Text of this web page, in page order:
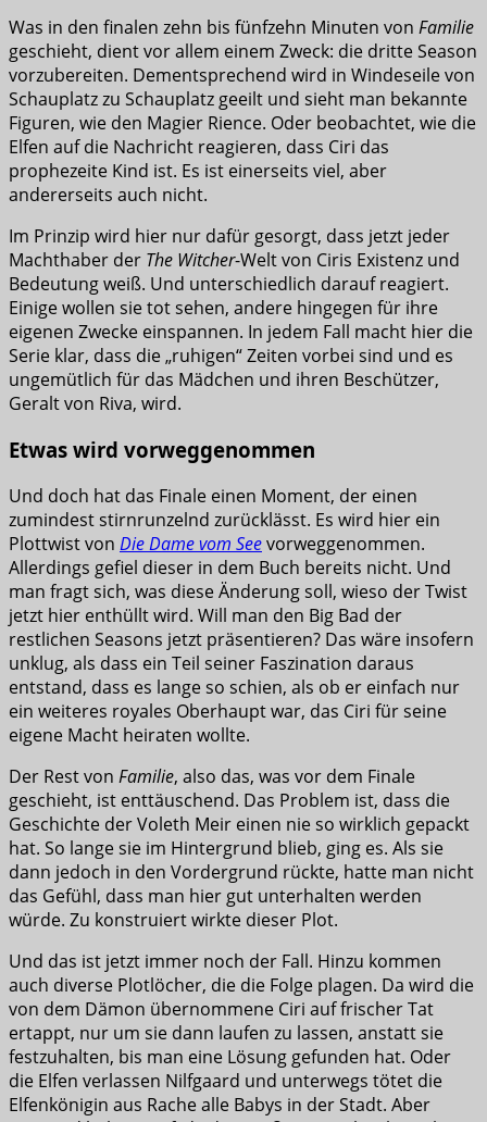
Was in den finalen zehn bis fünfzehn Minuten von Familie
geschieht, dient vor allem einem Zweck: die dritte Season
vorzubereiten. Dementsprechend wird in Windeseile von
Schauplatz zu Schauplatz geeilt und sieht man bekannte
Figuren, wie den Magier Rience. Oder beobachtet, wie die
Elfen auf die Nachricht reagieren, dass Ciri das
prophezeite Kind ist. Es ist einerseits viel, aber
andererseits auch nicht.
Im Prinzip wird hier nur dafür gesorgt, dass jetzt jeder
Machthaber der The Witcher-Welt von Ciris Existenz und
Bedeutung weiß. Und unterschiedlich darauf reagiert.
Einige wollen sie tot sehen, andere hingegen für ihre
eigenen Zwecke einspannen. In jedem Fall macht hier die
Serie klar, dass die „ruhigen“ Zeiten vorbei sind und es
ungemütlich für das Mädchen und ihren Beschützer,
Geralt von Riva, wird.
Etwas wird vorweggenommen
Und doch hat das Finale einen Moment, der einen
zumindest stirnrunzelnd zurücklässt. Es wird hier ein
Plottwist von Die Dame vom Seevorweggenommen.
Allerdings gefiel dieser in dem Buch bereits nicht. Und
man fragt sich, was diese Änderung soll, wieso der Twist
jetzt hier enthüllt wird. Will man den Big Bad der
restlichen Seasons jetzt präsentieren? Das wäre insofern
unklug, als dass ein Teil seiner Faszination daraus
entstand, dass es lange so schien, als ob er einfach nur
ein weiteres royales Oberhaupt war, das Ciri für seine
eigene Macht heiraten wollte.
Der Rest von Familie, also das, was vor dem Finale
geschieht, ist enttäuschend. Das Problem ist, dass die
Geschichte der Voleth Meir einen nie so wirklich gepackt
hat. So lange sie im Hintergrund blieb, ging es. Als sie
dann jedoch in den Vordergrund rückte, hatte man nicht
das Gefühl, dass man hier gut unterhalten werden
würde. Zu konstruiert wirkte dieser Plot.
Und das ist jetzt immer noch der Fall. Hinzu kommen
auch diverse Plotlöcher, die die Folge plagen. Da wird die
von dem Dämon übernommene Ciri auf frischer Tat
ertappt, nur um sie dann laufen zu lassen, anstatt sie
festzuhalten, bis man eine Lösung gefunden hat. Oder
die Elfen verlassen Nilfgaard und unterwegs tötet die
Elfenkönigin aus Rache alle Babys in der Stadt. Aber